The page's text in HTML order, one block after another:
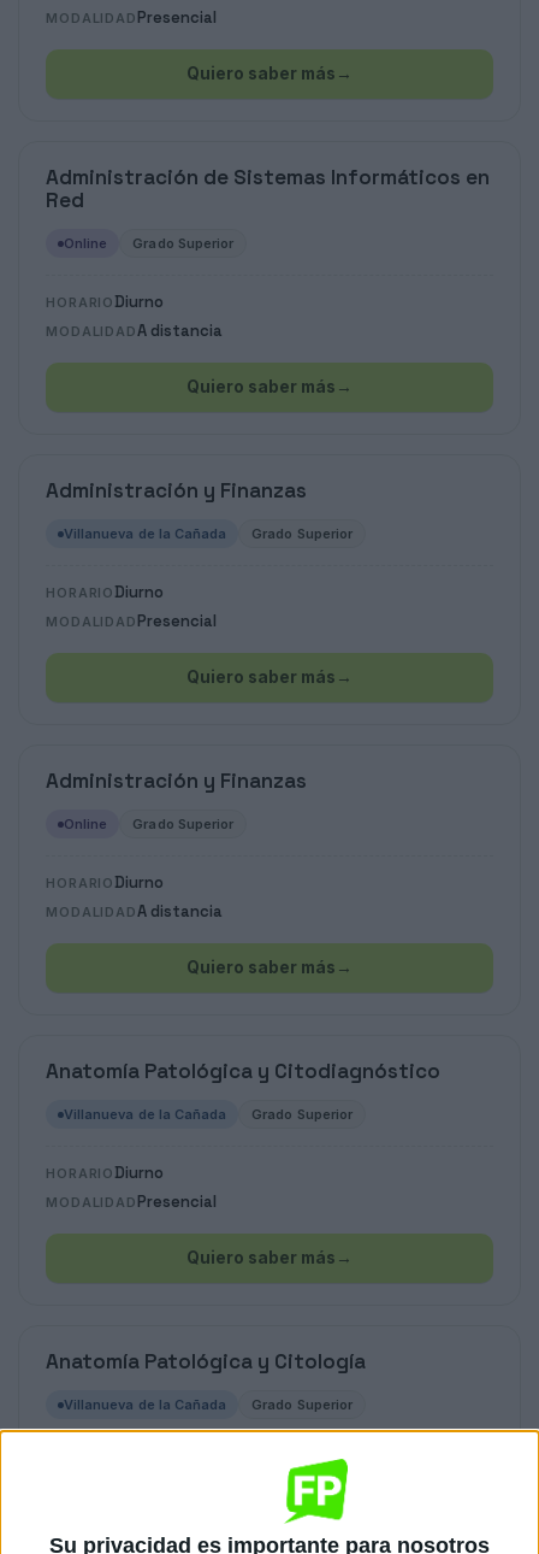
Su privacidad es importante para nosotros
MODALIDAD Presencial
Quiero saber más →
Administración de Sistemas Informáticos en
Red
Online Grado Superior
HORARIO Diurno
MODALIDADA distancia
Quiero saber más →
Administración y Finanzas
Villanueva de la Cañada Grado Superior
HORARIO Diurno
MODALIDAD Presencial
Quiero saber más →
Administración y Finanzas
Online Grado Superior
HORARIO Diurno
MODALIDADA distancia
Quiero saber más →
Anatomía Patológica y Citodiagnóstico
Villanueva de la Cañada Grado Superior
HORARIO Diurno
MODALIDAD Presencial
Quiero saber más →
Anatomía Patológica y Citología
Villanueva de la Cañada Grado Superior
Quiero saber más→